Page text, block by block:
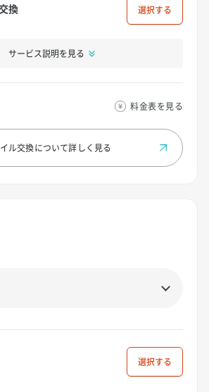
換 選択
サービス説明を見る
料金表を見る
ル交換について詳しく見る
選択